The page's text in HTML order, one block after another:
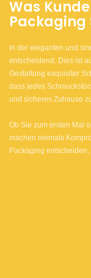
Was
Packaging
In der eleganten und
entscheidend. Dies ist
Gestaltung exquisiter
dass jedes
und sicheres Zuhause
Ob Sie zum ersten Mal
machen niemals
Packaging